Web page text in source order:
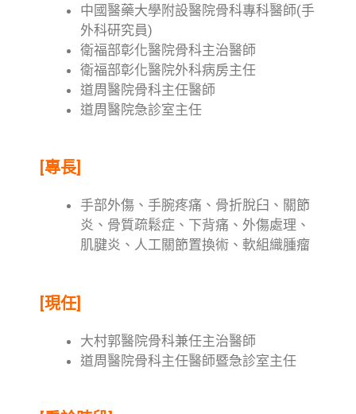
中國醫藥大學附設醫院骨科專科醫師(手
外科研究員)
衛福部彰化醫院骨科主治醫師
衛福部彰化醫院外科病房主任
道周醫院骨科主任醫師
道周醫院急診室主任
[專長]
手部外傷、手腕疼痛、骨折脫臼、關節
炎、骨質疏鬆症、下背痛、外傷處理、
肌腱炎、人工關節置換術、軟組織腫瘤
[現任]
大村郭醫院骨科兼任主治醫師
道周醫院骨科主任醫師暨急診室主任